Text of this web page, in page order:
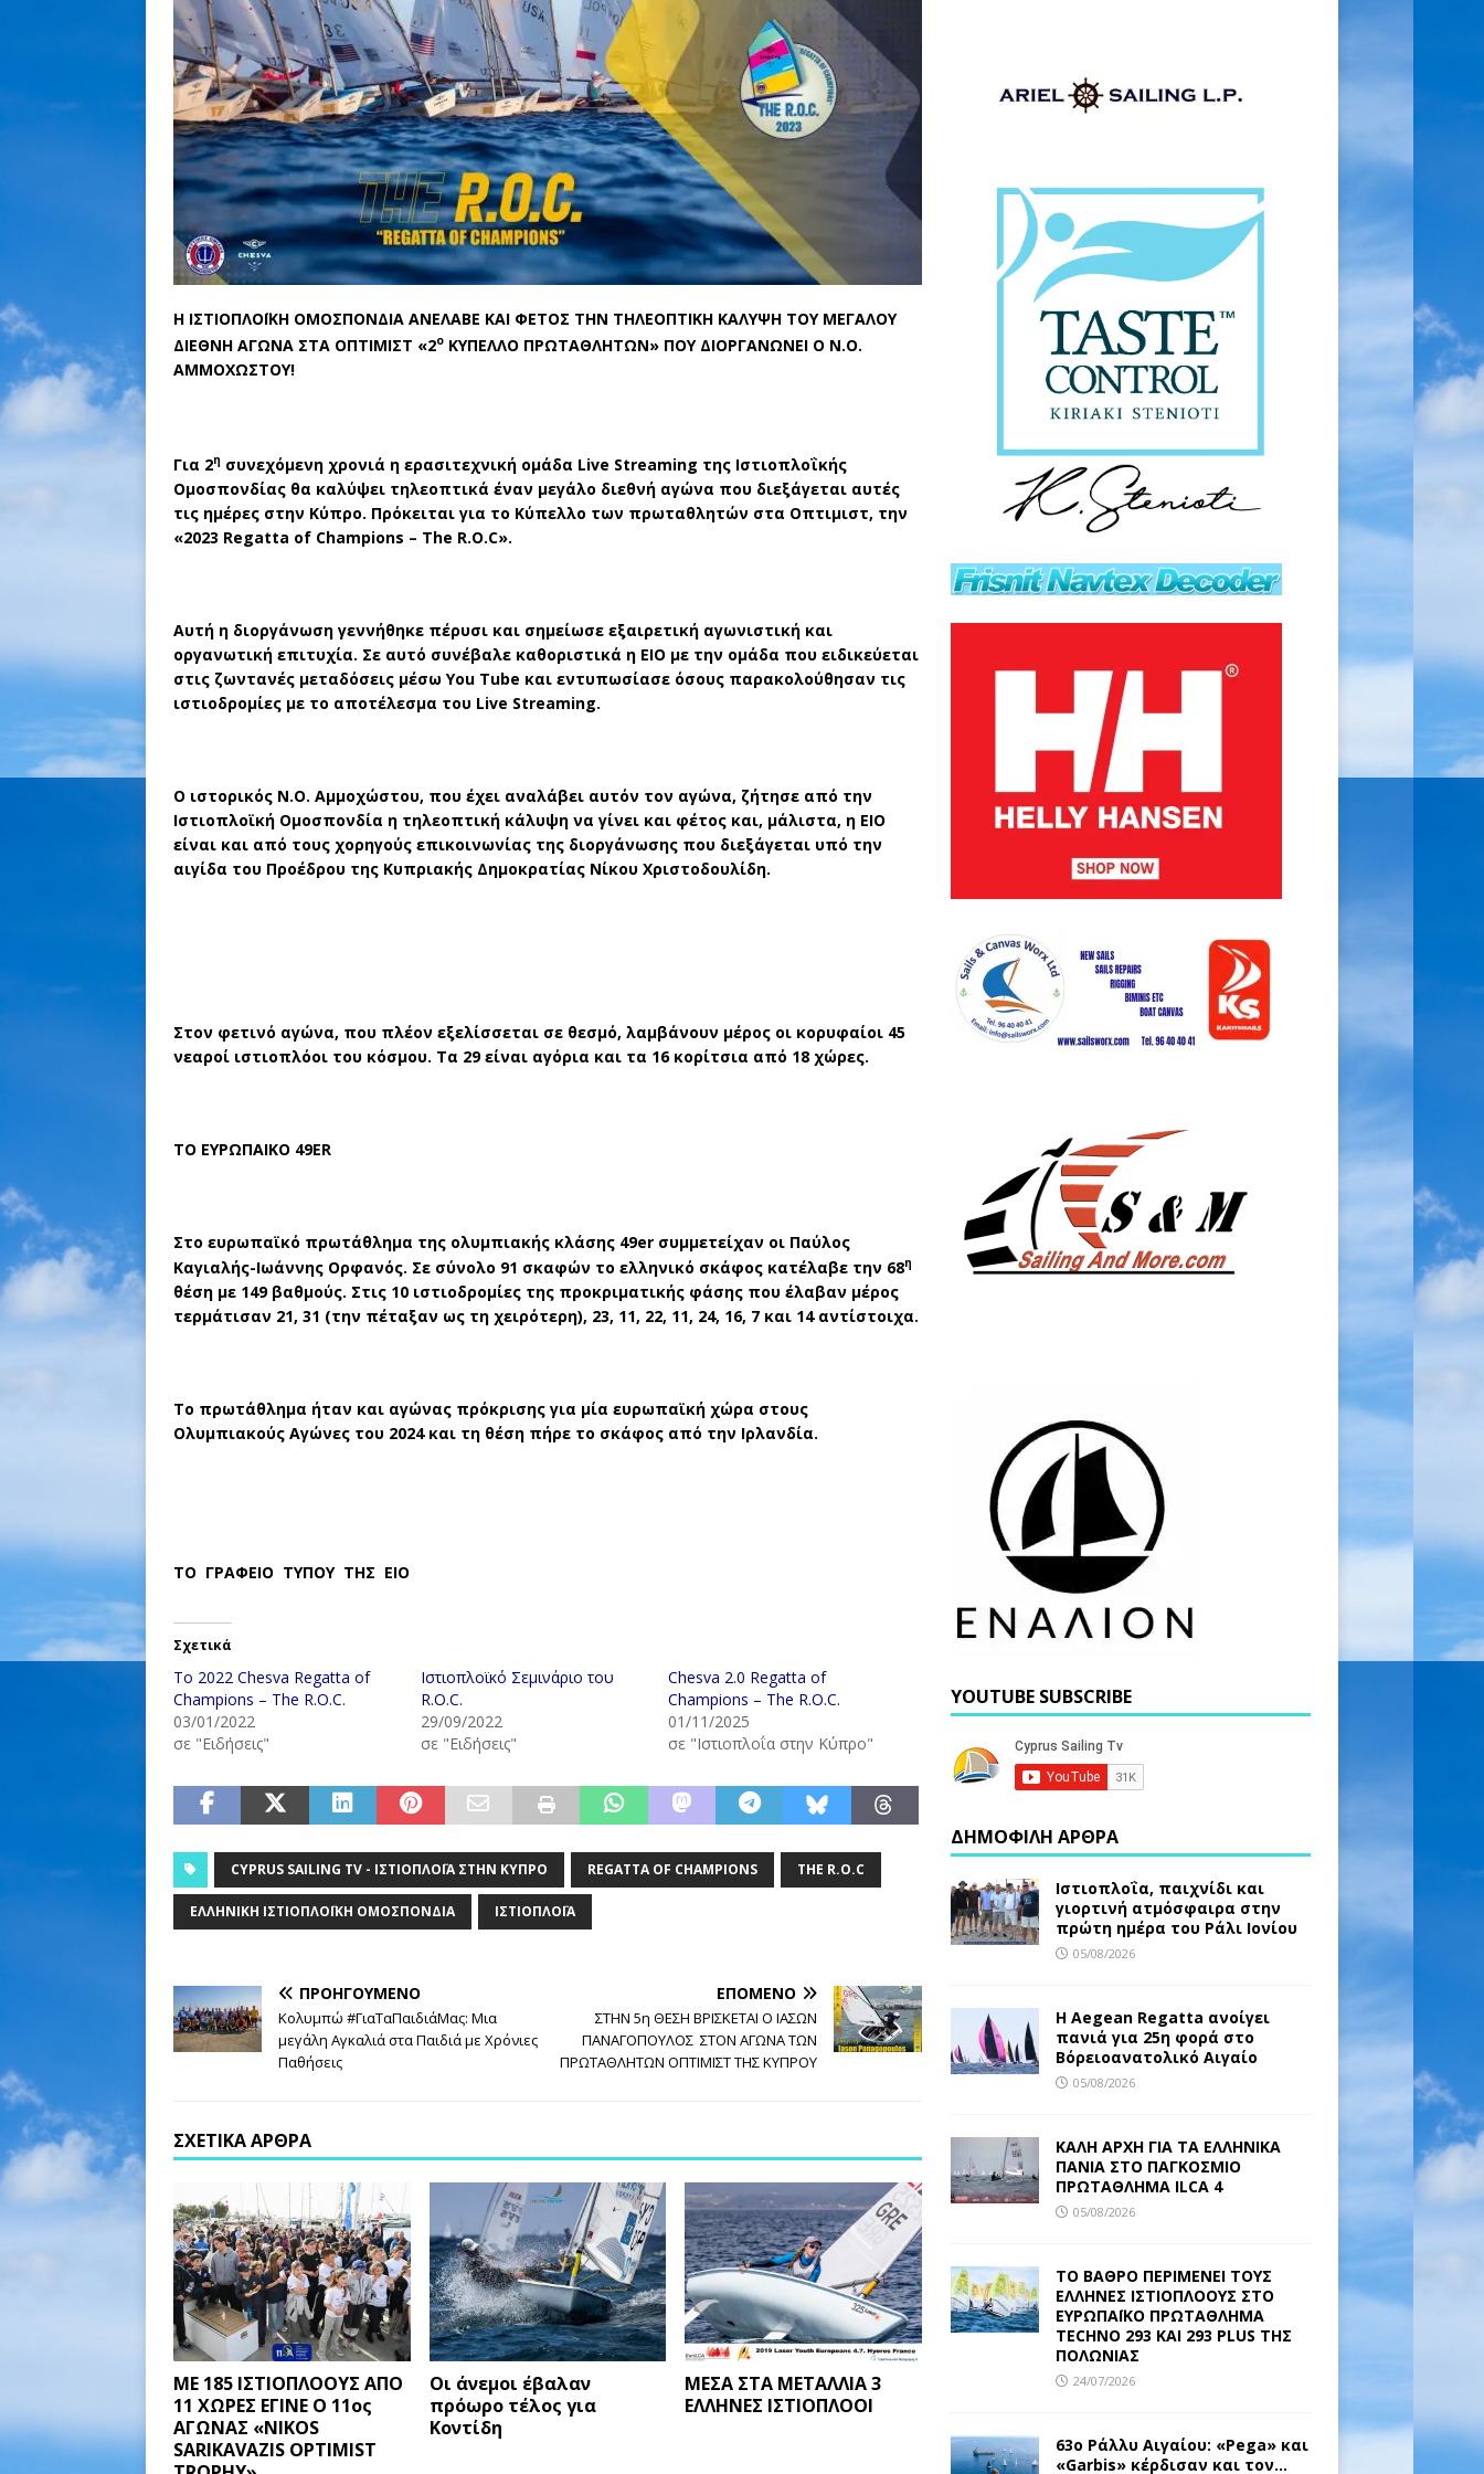
Η ΙΣΤΙΟΠΛΟΪΚΗ ΟΜΟΣΠΟΝΔΙΑ ΑΝΕΛΑΒΕ ΚΑΙ ΦΕΤΟΣ ΤΗΝ ΤΗΛΕΟΠΤΙΚΗ ΚΑΛΥΨΗ ΤΟΥ ΜΕΓΑΛΟΥ
ΔΙΕΘΝΗ ΑΓΩΝΑ ΣΤΑ ΟΠΤΙΜΙΣΤ «2ο ΚΥΠΕΛΛΟ ΠΡΩΤΑΘΛΗΤΩΝ» ΠΟΥ ΔΙΟΡΓΑΝΩΝΕΙ Ο Ν.Ο.
ΑΜΜΟΧΩΣΤΟΥ!
Για 2η συνεχόμενη χρονιά η ερασιτεχνική ομάδα Live Streaming της Ιστιοπλοΐκής
Ομοσπονδίας θα καλύψει τηλεοπτικά έναν μεγάλο διεθνή αγώνα που διεξάγεται αυτές
τις ημέρες στην Κύπρο. Πρόκειται για το Κύπελλο των πρωταθλητών στα Οπτιμιστ, την
«2023 Regatta of Champions – The R.O.C».
Αυτή η διοργάνωση γεννήθηκε πέρυσι και σημείωσε εξαιρετική αγωνιστική και
οργανωτική επιτυχία. Σε αυτό συνέβαλε καθοριστικά η ΕΙΟ με την ομάδα που ειδικεύεται
στις ζωντανές μεταδόσεις μέσω You Tube και εντυπωσίασε όσους παρακολούθησαν τις
ιστιοδρομίες με το αποτέλεσμα του Live Streaming.
Ο ιστορικός Ν.Ο. Αμμοχώστου, που έχει αναλάβει αυτόν τον αγώνα, ζήτησε από την
Ιστιοπλοϊκή Ομοσπονδία η τηλεοπτική κάλυψη να γίνει και φέτος και, μάλιστα, η ΕΙΟ
είναι και από τους χορηγούς επικοινωνίας της διοργάνωσης που διεξάγεται υπό την
αιγίδα του Προέδρου της Κυπριακής Δημοκρατίας Νίκου Χριστοδουλίδη.
Στον φετινό αγώνα, που πλέον εξελίσσεται σε θεσμό, λαμβάνουν μέρος οι κορυφαίοι 45
νεαροί ιστιοπλόοι του κόσμου. Τα 29 είναι αγόρια και τα 16 κορίτσια από 18 χώρες.
ΤΟ ΕΥΡΩΠΑΙΚΟ 49ER
Στο ευρωπαϊκό πρωτάθλημα της ολυμπιακής κλάσης 49er συμμετείχαν οι Παύλος
Καγιαλής-Ιωάννης Ορφανός. Σε σύνολο 91 σκαφών το ελληνικό σκάφος κατέλαβε την 68η
θέση με 149 βαθμούς. Στις 10 ιστιοδρομίες της προκριματικής φάσης που έλαβαν μέρος
τερμάτισαν 21, 31 (την πέταξαν ως τη χειρότερη), 23, 11, 22, 11, 24, 16, 7 και 14 αντίστοιχα.
Το πρωτάθλημα ήταν και αγώνας πρόκρισης για μία ευρωπαϊκή χώρα στους
Ολυμπιακούς Αγώνες του 2024 και τη θέση πήρε το σκάφος από την Ιρλανδία.
ΤΟ ΓΡΑΦΕΙΟ ΤΥΠΟΥ ΤΗΣ ΕΙΟ
Σχετικά
Το 2022 Chesva Regatta of
Champions – The R.O.C.
03/01/2022
σε "Ειδήσεις"
Ιστιοπλοϊκό Σεμινάριο του
R.O.C.
29/09/2022
σε "Ειδήσεις"
Chesva 2.0 Regatta of
Champions – The R.O.C.
01/11/2025
σε "Ιστιοπλοΐα στην Κύπρο"
CYPRUS SAILING TV - ΙΣΤΙΟΠΛΟΪ́Α ΣΤΗΝ ΚΎΠΡΟ REGATTA OF CHAMPIONS THE R.O.C
ΕΛΛΗΝΙΚΉ ΙΣΤΙΟΠΛΟΪΚΉ ΟΜΟΣΠΟΝΔΊΑ ΙΣΤΙΟΠΛΟΪ́Α
ΠΡΟΗΓΟΎΜΕΝΟ
Κολυμπώ #ΓιαΤαΠαιδιάΜας: Μια
μεγάλη Αγκαλιά στα Παιδιά με Χρόνιες
Παθήσεις
ΕΠΌΜΕΝΟ
ΣΤΗΝ 5η ΘΕΣΗ ΒΡΙΣΚΕΤΑΙ Ο ΙΑΣΩΝ
ΠΑΝΑΓΟΠΟΥΛΟΣ ΣΤΟΝ ΑΓΩΝΑ ΤΩΝ
ΠΡΩΤΑΘΛΗΤΩΝ ΟΠΤΙΜΙΣΤ ΤΗΣ ΚΥΠΡΟΥ
ΣΧΕΤΙΚΆ ΆΡΘΡΑ
ΜΕ 185 ΙΣΤΙΟΠΛΟΟΥΣ ΑΠΟ
11 ΧΩΡΕΣ ΕΓΙΝΕ Ο 11ος
ΑΓΩΝΑΣ «NIKOS
SARIKAVAZIS OPTIMIST
Οι άνεμοι έβαλαν
πρόωρο τέλος για
Κοντίδη
ΜΕΣΑ ΣΤΑ ΜΕΤΑΛΛΙΑ 3
ΕΛΛΗΝΕΣ ΙΣΤΙΟΠΛΟΟΙ
YOUTUBE SUBSCRIBE
ΔΗΜΟΦΙΛΗ ΑΡΘΡΑ
Ιστιοπλοΐα, παιχνίδι και
γιορτινή ατμόσφαιρα στην
πρώτη ημέρα του Ράλι Ιονίου
05/08/2026
Η Aegean Regatta ανοίγει
πανιά για 25η φορά στο
Βόρειοανατολικό Αιγαίο
05/08/2026
ΚΑΛΗ ΑΡΧΗ ΓΙΑ ΤΑ ΕΛΛΗΝΙΚΑ
ΠΑΝΙΑ ΣΤΟ ΠΑΓΚΟΣΜΙΟ
ΠΡΩΤΑΘΛΗΜΑ ILCA 4
05/08/2026
ΤΟ ΒΑΘΡΟ ΠΕΡΙΜΕΝΕΙ ΤΟΥΣ
ΕΛΛΗΝΕΣ ΙΣΤΙΟΠΛΟΟΥΣ ΣΤΟ
ΕΥΡΩΠΑΪΚΟ ΠΡΩΤΑΘΛΗΜΑ
TECHNO 293 ΚΑΙ 293 PLUS ΤΗΣ
ΠΟΛΩΝΙΑΣ
24/07/2026
63ο Ράλλυ Αιγαίου: «Pega» και
«Garbis» κέρδισαν και τον…